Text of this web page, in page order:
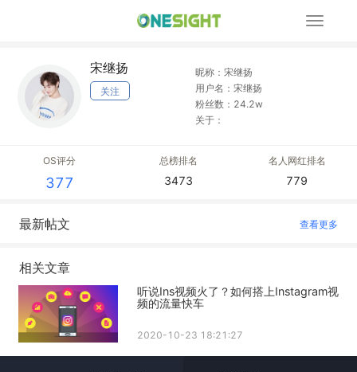
展
宋继扬
关注
昵称：宋继扬
用户名：宋继扬
粉丝数：24.2w
关于：
OS评分
377
总榜排名
3473
名人网红排名
779
最新帖文 查看更多
相关文章
听说Ins视频火了？如何搭上Instagram视
频的流量快车
2020-10-23 18:21:27